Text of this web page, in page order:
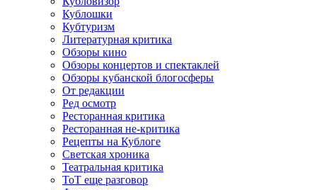
Кублошки
Кубтуризм
Литературная критика
Обзоры кино
Обзоры концертов и спектаклей
Обзоры кубанской блогосферы
От редакции
Ред осмотр
Ресторанная критика
Ресторанная не-критика
Рецепты на Кублоге
Светская хроника
Театральная критика
ТоТ еще разговор